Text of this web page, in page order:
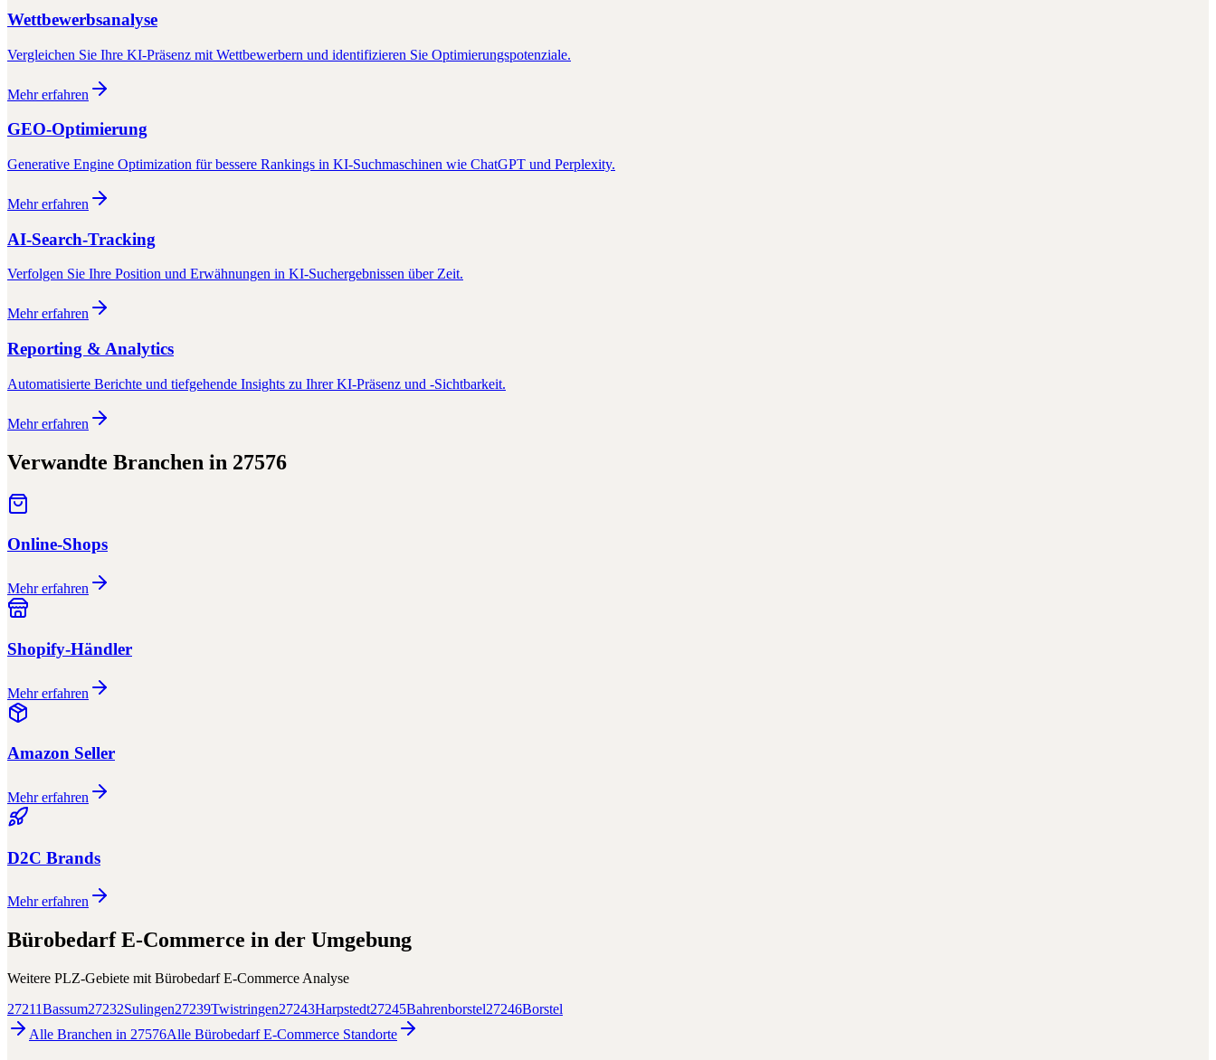
Wettbewerbsanalyse
Vergleichen Sie Ihre KI-Präsenz mit Wettbewerbern und identifizieren Sie Optimierungspotenziale.
Mehr erfahren
GEO-Optimierung
Generative Engine Optimization für bessere Rankings in KI-Suchmaschinen wie ChatGPT und Perplexity.
Mehr erfahren
AI-Search-Tracking
Verfolgen Sie Ihre Position und Erwähnungen in KI-Suchergebnissen über Zeit.
Mehr erfahren
Reporting & Analytics
Automatisierte Berichte und tiefgehende Insights zu Ihrer KI-Präsenz und -Sichtbarkeit.
Mehr erfahren
Verwandte Branchen in 27576
Online-Shops
Mehr erfahren
Shopify-Händler
Mehr erfahren
Amazon Seller
Mehr erfahren
D2C Brands
Mehr erfahren
Bürobedarf E-Commerce in der Umgebung
Weitere PLZ-Gebiete mit Bürobedarf E-Commerce Analyse
27211Bassum27232Sulingen27239Twistringen27243Harpstedt27245Bahrenborstel27246Borstel
Alle Branchen in 27576Alle Bürobedarf E-Commerce Standorte